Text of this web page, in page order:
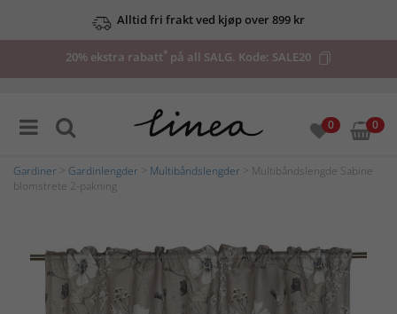
Alltid fri frakt ved kjøp over 899 kr
20% ekstra rabatt* på all SALG. Kode: SALE20
0 0
Gardiner Gardinlengder Multibåndslengder > Multibåndslengde Sabine
blomstrete 2-pakning